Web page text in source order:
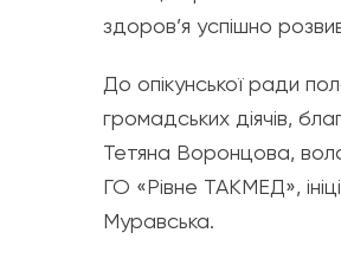
здоров’я успішно
До опікунської ради
громадських діячів,
Тетяна Воронцова,
ГО «Рівне ТАКМЕД»,
Муравська.